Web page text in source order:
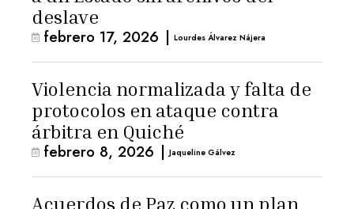
deslave
febrero 17, 2026 | Lourdes Álvarez Nájera
Violencia normalizada y falta de
protocolos en ataque contra
árbitra en Quiché
febrero 8, 2026 | Jaqueline Gálvez
Acuerdos de Paz como un plan